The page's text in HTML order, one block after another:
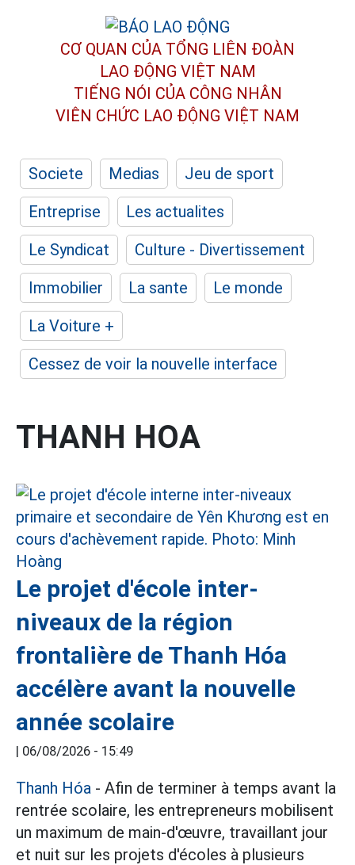
CƠ QUAN CỦA TỔNG LIÊN ĐOÀN
LAO ĐỘNG VIỆT NAM
TIẾNG NÓI CỦA CÔNG NHÂN
VIÊN CHỨC LAO ĐỘNG VIỆT NAM
Societe Medias
Jeu de sport
Entreprise
Les actualites
Le Syndicat
Culture - Divertissement
Immobilier
La sante
Le monde
La Voiture +
Cessez de voir la nouvelle interface
THANH HOA
Le projet d'école inter-
niveaux de la région
frontalière de Thanh Hóa
accélère avant la nouvelle
année scolaire
| 06/08/2026 - 15:49
Thanh Hóa - Afin de terminer à temps avant la
rentrée scolaire, les entrepreneurs mobilisent
un maximum de main-d'œuvre, travaillant jour
et nuit sur les projets d'écoles à plusieurs